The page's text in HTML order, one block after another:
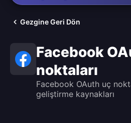
Gezgine Geri Dön
Facebook
noktaları
Facebook OAuth uç
geliştirme kaynakları